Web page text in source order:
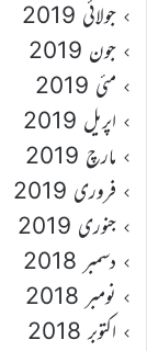
جولائی 2019
جون 2019
مئی 2019
اپریل 2019
مارچ 2019
فروری 2019
جنوری 2019
دسمبر 2018
نومبر 2018
اکتوبر 2018